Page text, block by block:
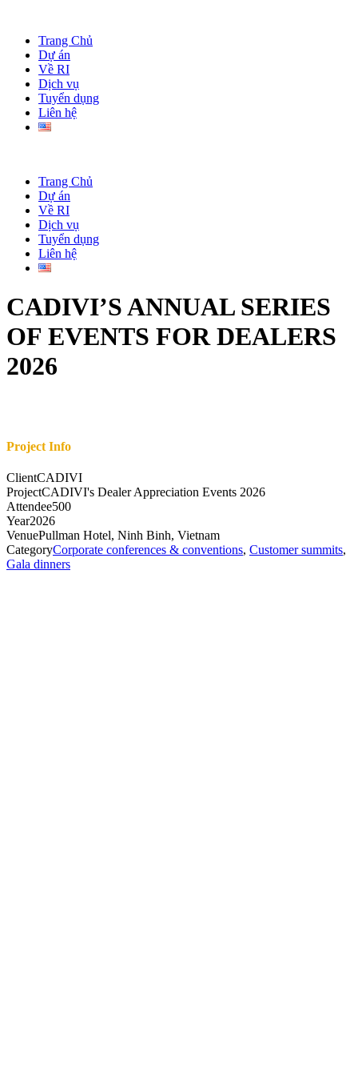
Trang Chủ
Dự án
Về RI
Dịch vụ
Tuyển dụng
Liên hệ
Trang Chủ
Dự án
Về RI
Dịch vụ
Tuyển dụng
Liên hệ
CADIVI’S ANNUAL SERIES
OF EVENTS FOR DEALERS
2026
Project Info
ClientCADIVI
ProjectCADIVI's Dealer Appreciation Events 2026
Attendee500
Year2026
VenuePullman Hotel, Ninh Binh, Vietnam
CategoryCorporate conferences & conventions, Customer summits,
Gala dinners